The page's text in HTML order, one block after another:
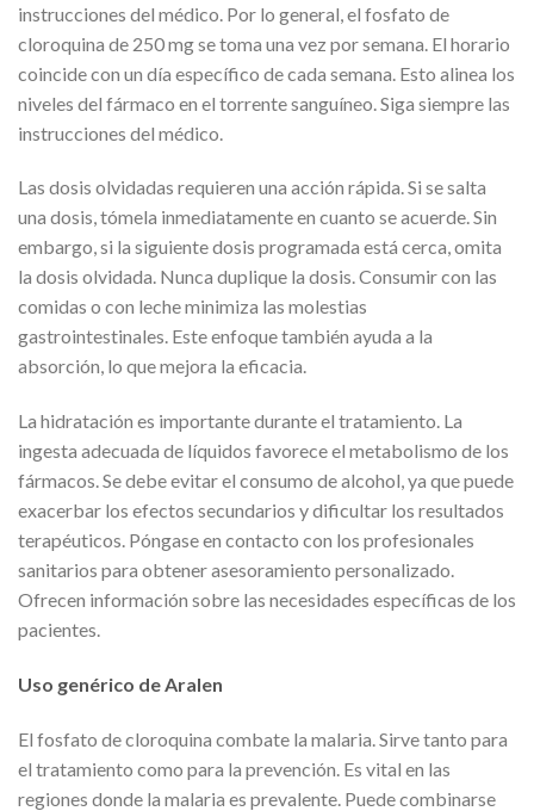
instrucciones del médico. Por lo general, el fosfato de
cloroquina de 250 mg se toma una vez por semana. El horario
coincide con un día específico de cada semana. Esto alinea los
niveles del fármaco en el torrente sanguíneo. Siga siempre las
instrucciones del médico.
Las dosis olvidadas requieren una acción rápida. Si se salta
una dosis, tómela inmediatamente en cuanto se acuerde. Sin
embargo, si la siguiente dosis programada está cerca, omita
la dosis olvidada. Nunca duplique la dosis. Consumir con las
comidas o con leche minimiza las molestias
gastrointestinales. Este enfoque también ayuda a la
absorción, lo que mejora la eficacia.
La hidratación es importante durante el tratamiento. La
ingesta adecuada de líquidos favorece el metabolismo de los
fármacos. Se debe evitar el consumo de alcohol, ya que puede
exacerbar los efectos secundarios y dificultar los resultados
terapéuticos. Póngase en contacto con los profesionales
sanitarios para obtener asesoramiento personalizado.
Ofrecen información sobre las necesidades específicas de los
pacientes.
Uso genérico de Aralen
El fosfato de cloroquina combate la malaria. Sirve tanto para
el tratamiento como para la prevención. Es vital en las
regiones donde la malaria es prevalente. Puede combinarse